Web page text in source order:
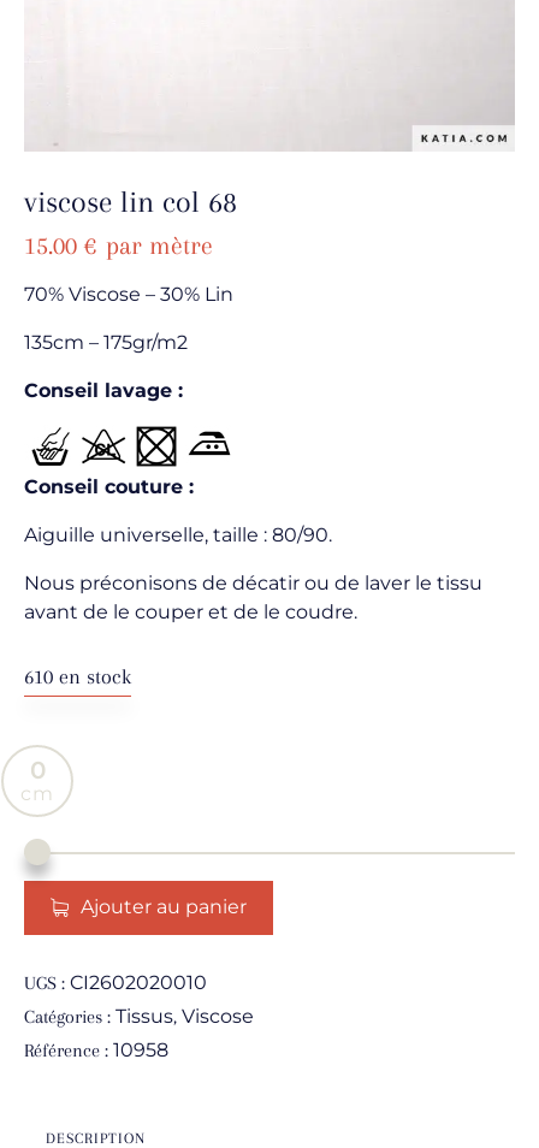
viscose lin col 68
15.00€ par mètre
70% Viscose – 30% Lin
135cm – 175gr/m2
Conseil lavage :
Conseil couture :
Aiguille universelle, taille : 80/90.
Nous préconisons de décatir ou de laver le tissu
avant de le couper et de le coudre.
610 en stock
0
Ajouter au panier
UGS : CI2602020010
Catégories : Tissus, Viscose
Référence : 10958
DESCRIPTION